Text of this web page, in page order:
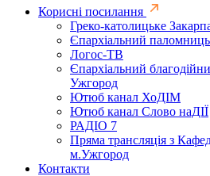
Корисні посилання
Греко-католицьке
Єпархіальний
Логос-ТВ
Єпархіальний
Ужгород
Ютюб канал ХоДІМ
Ютюб канал Слово наДІЇ
РАДІО 7
Пряма трансляція з
м.Ужгород
Контакти